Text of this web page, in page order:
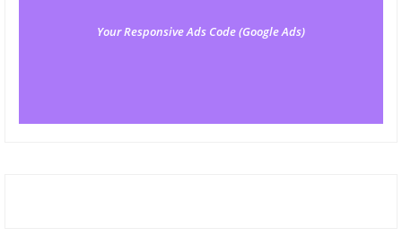
Your Responsive Ads Code (Google Ads)